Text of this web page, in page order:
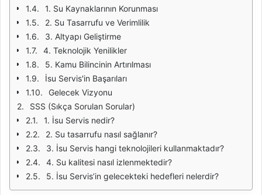
1. Su Kaynaklarının Korunması
2. Su Tasarrufu ve Verimlilik
3. Altyapı Geliştirme
4. Teknolojik Yenilikler
5. Kamu Bilincinin Artırılması
İsu Servis'in Başarıları
Gelecek Vizyonu
SSS (Sıkça Sorulan Sorular)
1. İsu Servis nedir?
2. Su tasarrufu nasıl sağlanır?
3. İsu Servis hangi teknolojileri kullanmaktadır?
4. Su kalitesi nasıl izlenmektedir?
5. İsu Servis’in gelecekteki hedefleri nelerdir?